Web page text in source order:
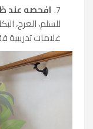
افحصه عند
للسلم، العرج،
علامات تدريبية